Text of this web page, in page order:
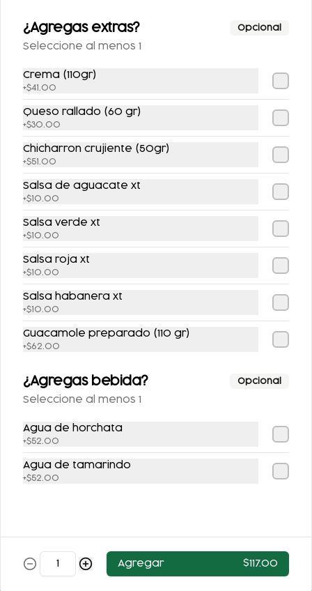
SIDRAL LIGHT 355ML
FANTA SIN AZUCAR
Postres
$63.00
¿Agregas extras? Opcional
Seleccione al menos 1
Crema (110gr)
+$41.00
Queso rallado (60 gr)
+$30.00
Chicharron crujiente (50gr)
+$51.00
Salsa de aguacate xt
+$10.00
Salsa verde xt
+$10.00
Salsa roja xt
+$10.00
Salsa habanera xt
+$10.00
Guacamole preparado (110 gr)
+$62.00
¿Agregas bebida? Opcional
Seleccione al menos 1
Agua de horchata
+$52.00
Agua de tamarindo
+$52.00
Agregar $117.00